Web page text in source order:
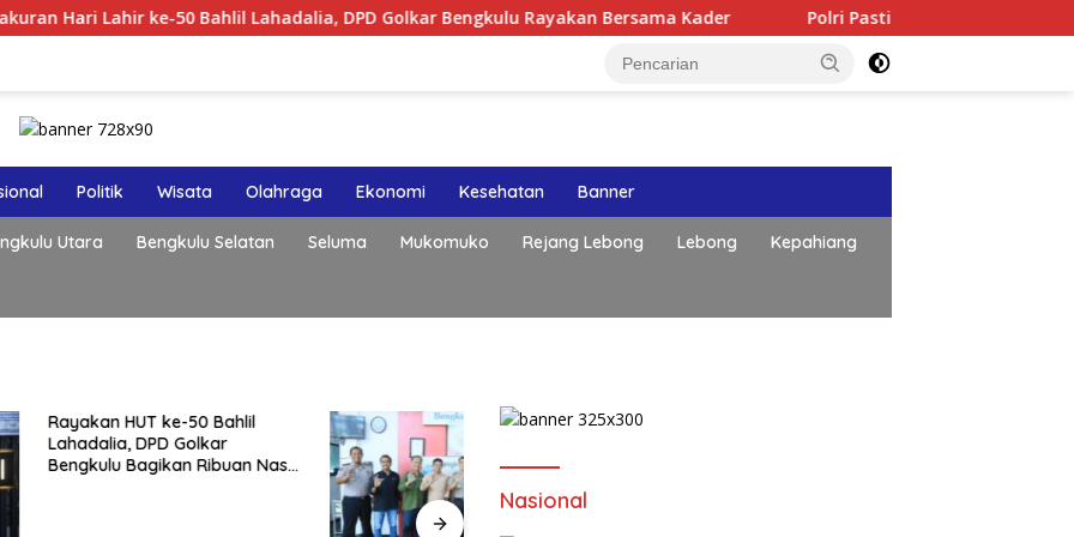
Lahir ke-50 Bahlil Lahadalia, DPD Golkar Bengkulu Rayakan Bersama Kader Polri Pastikan Proses Pemeriksaan
Politik Wisata Olahraga Ekonomi Kesehatan Banner
Utara Bengkulu Selatan Seluma Mukomuko Rejang Lebong Lebong Kepahiang
ke-50 Bahlil
DPD Golkar
Bagikan Ribuan Nasi
Bantuan ke Puluhan
Nasional